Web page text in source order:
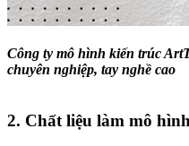
Công ty mô hình kiến trúc
chuyên nghiệp, tay nghề cao
2. Chất liệu làm mô